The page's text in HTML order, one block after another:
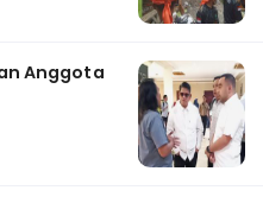
Anggota